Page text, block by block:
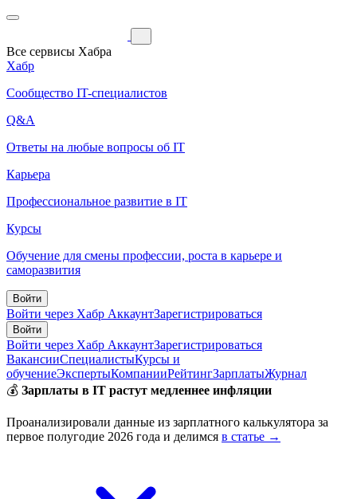
Все сервисы Хабра
Хабр
Сообщество IT-специалистов
Q&A
Ответы на любые вопросы об IT
Карьера
Профессиональное развитие в IT
Курсы
Обучение для смены профессии, роста в карьере и
саморазвития
Войти
Войти через Хабр АккаунтЗарегистрироваться
Войти
Войти через Хабр АккаунтЗарегистрироваться
ВакансииСпециалистыКурсы и
обучениеЭкспертыКомпанииРейтингЗарплатыЖурнал
💰 Зарплаты в IT растут медленнее инфляции
Проанализировали данные из зарплатного калькулятора за
первое полугодие 2026 года и делимся в статье →